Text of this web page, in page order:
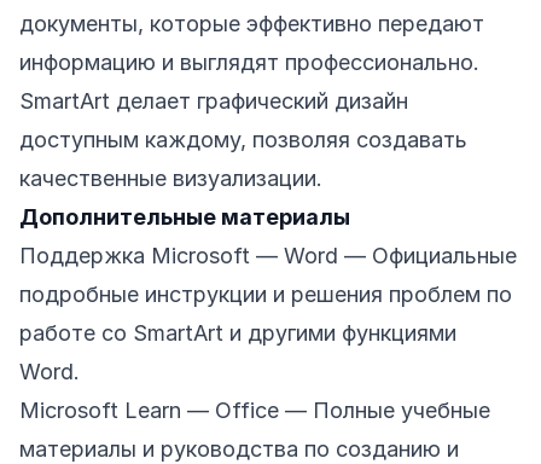
документы, которые эффективно передают
информацию и выглядят профессионально.
SmartArt делает графический дизайн
доступным каждому, позволяя создавать
качественные визуализации.
Дополнительные материалы
Поддержка Microsoft — Word — Официальные
подробные инструкции и решения проблем по
работе со SmartArt и другими функциями
Word.
Microsoft Learn — Office — Полные учебные
материалы и руководства по созданию и